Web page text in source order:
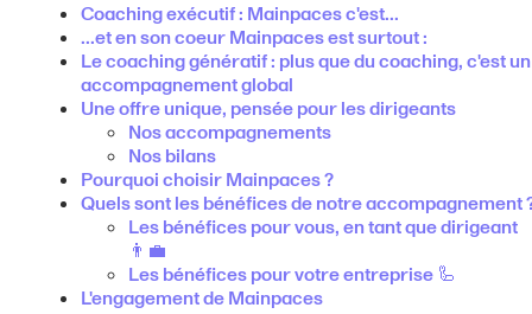
Coaching exécutif : Mainpaces c'est...
...et en son coeur Mainpaces est surtout :
Le coaching génératif : plus que du coaching, c'est un
accompagnement global
Une offre unique, pensée pour les dirigeants
Nos accompagnements
Nos bilans
Pourquoi choisir Mainpaces ?
Quels sont les bénéfices de notre accompagnement
Les bénéfices pour vous, en tant que dirigeant
👨‍💼
Les bénéfices pour votre entreprise 🦾
L'engagement de Mainpaces